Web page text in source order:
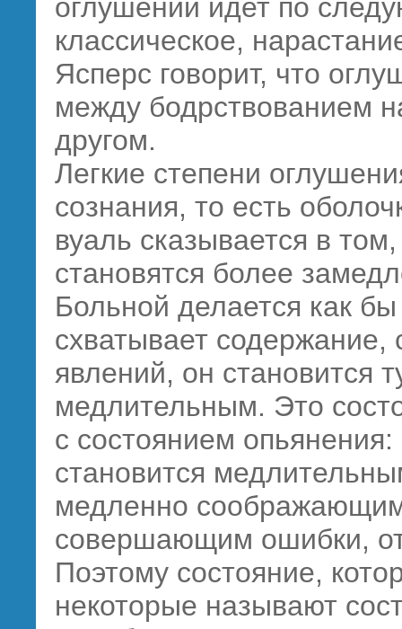
оглушении идет по
классическое,
Ясперс говорит, что
между бодрствованием
другом.
Легкие степени
сознания, то есть
вуаль сказывается в
становятся более
Больной делается как
схватывает
явлений, он становится
медлительным. Это
с состоянием опьянения:
становится
медленно
совершающим ошибки,
Поэтому состояние,
некоторые называют